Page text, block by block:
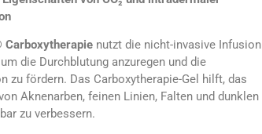
Carboxytherapienutzt die nicht-invasive Infusion
die Durchblutung anzuregen und die
zu fördern. Das Carboxytherapie-Gel hilft, das
Aknenarben, feinen Linien, Falten und dunklen
zu verbessern.